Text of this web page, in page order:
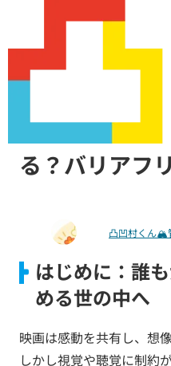
音だけで、文
る？バリアフ
凸凹村くん🏔
はじめに：誰
める世の中へ
映画は感動を共有し、想
しかし視覚や聴覚に制約